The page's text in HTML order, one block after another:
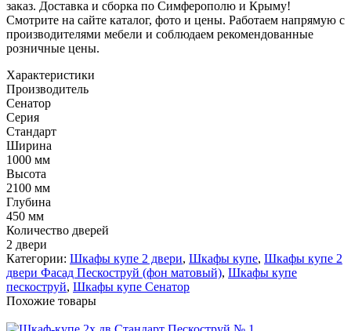
заказ. Доставка и сборка по Симферополю и Крыму!
Смотрите на сайте каталог, фото и цены. Работаем напрямую с
производителями мебели и соблюдаем рекомендованные
розничные цены.
Характеристики
Производитель
Сенатор
Серия
Стандарт
Ширина
1000 мм
Высота
2100 мм
Глубина
450 мм
Количество дверей
2 двери
Категории: Шкафы купе 2 двери, Шкафы купе, Шкафы купе 2
двери Фасад Пескоструй (фон матовый), Шкафы купе
пескоструй, Шкафы купе Сенатор
Похожие товары